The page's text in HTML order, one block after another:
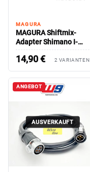
MAGURA
MAGURA Shiftmix-
Adapter Shimano I-
Spec EV/ GUSTAV PRO
14,90€ 2 VARIANTEN
ANGEBOT
AUSVERKAUFT